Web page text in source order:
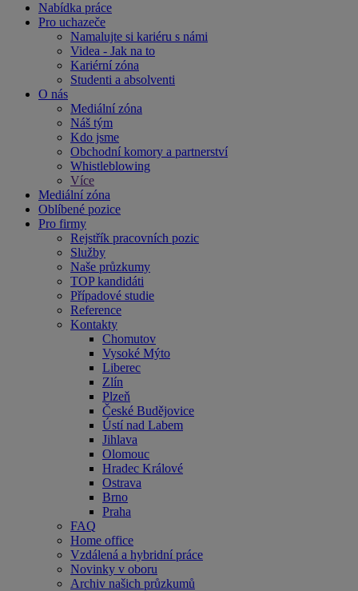
Nabídka práce
Pro uchazeče
Namalujte si kariéru s námi
Videa - Jak na to
Kariérní zóna
Studenti a absolventi
O nás
Mediální zóna
Náš tým
Kdo jsme
Obchodní komory a partnerství
Whistleblowing
Více
Mediální zóna
Oblíbené pozice
Pro firmy
Rejstřík pracovních pozic
Služby
Naše průzkumy
TOP kandidáti
Případové studie
Reference
Kontakty
Chomutov
Vysoké Mýto
Liberec
Zlín
Plzeň
České Budějovice
Ústí nad Labem
Jihlava
Olomouc
Hradec Králové
Ostrava
Brno
Praha
FAQ
Home office
Vzdálená a hybridní práce
Novinky v oboru
Archiv našich průzkumů